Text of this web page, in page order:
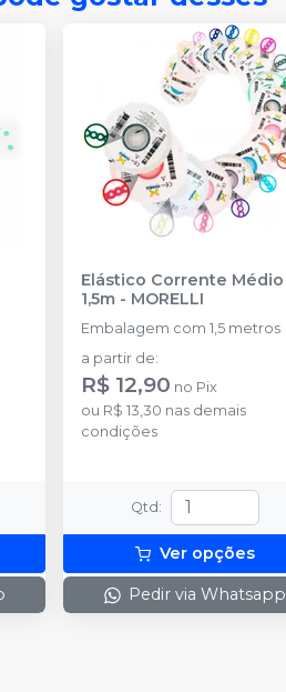
Elástico Corrente Médio
1,5m - MORELLI
Embalagem com 1,5 metros
a partir de:
R$ 12,90 no Pix
ou R$ 13,30 nas demais
condições
Qtd :
Ver opções
Pedir via Whatsapp